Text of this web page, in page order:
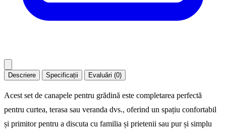
Descriere Specificații Evaluări (0)
Acest set de canapele pentru grădină este completarea perfectă
pentru curtea, terasa sau veranda dvs., oferind un spațiu confortabil
și primitor pentru a discuta cu familia și prietenii sau pur și simplu